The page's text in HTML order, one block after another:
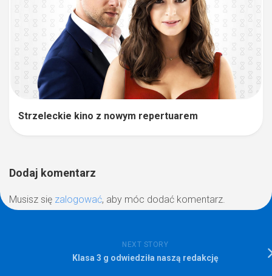
Strzeleckie kino z nowym repertuarem
Dodaj komentarz
Musisz się zalogować, aby móc dodać komentarz.
NEXT STORY
Klasa 3 g odwiedziła naszą redakcję